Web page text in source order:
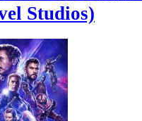
Studios)